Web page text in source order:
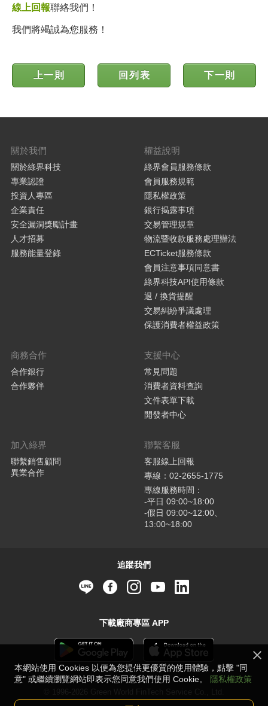
線上回報聯絡我們！
我們將竭誠為您服務！
上一則 回列表 下一則
關於我們
關於綠界科技
專業認證
投資人專區
企業責任
安全漏洞獎勵計畫
人才招募
服務能量登錄
權益說明
綠界會員服務條款
會員服務規範
隱私權政策
銀行揭露事項
交易管理規章
物流暨收款服務處理辦法
ECTicket服務條款
會員注意事項同意書
綠界科技API使用條款
退 / 換貨提醒
交易糾紛爭議處理
保護消費者權益政策
商務合作
合作銀行
合作夥伴
支援中心
常見問題
消費者資料查詢
文件表單下載
開發者中心
加入綠界
聯繫銷售顧問
異業合作
聯繫客服
客服線上回報
專線：02-2655-1775
專線服務時間：
-平日 09:00~18:00
-假日 09:00~12:00、
13:00~18:00
追蹤我們
下載廠商專區 APP
本網站使用 Cookies 以便為您提供更優質的使用體驗，點擊 "同
意" 或繼續瀏覽網站即表示您同意我們使用 Cookie。
隱私權政策